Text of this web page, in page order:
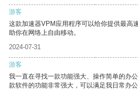
游客
这款加速器VPM应用程序可以给你提供最高
助你在网络上自由移动。
2024-07-31
游客
我一直在寻找一款功能强大、操作简单的办
款软件的功能非常强大，可以满足我日常办